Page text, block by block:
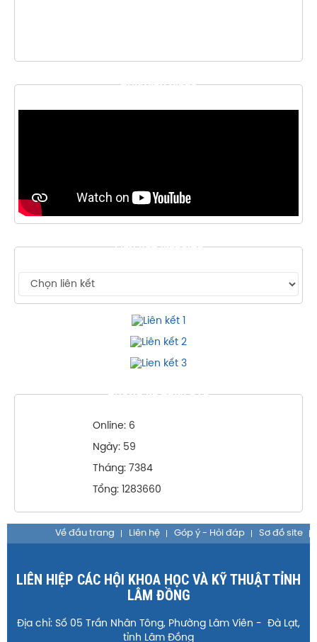
THƯ VIỆN VIDEO
LIÊN KẾT WEBSITE
THỐNG KÊ TRUY CẬP
Online: 6
Ngày: 59
Tháng: 7384
Tổng: 1283660
Về đầu trang Liên hệ Góp ý - Hỏi đáp Sơ đồ site
LIÊN HIỆP CÁC HỘI KHOA HỌC VÀ KỸ THUẬT TỈNH
LÂM ĐỒNG
Địa chỉ: Số 05 Trần Nhân Tông, Phường Lâm Viên - Đà Lạt,
tỉnh Lâm Đồng